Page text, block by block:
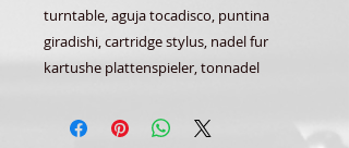
turntable, aguja tocadisco, puntina
giradishi, cartridge stylus, nadel fur
kartushe plattenspieler, tonnadel